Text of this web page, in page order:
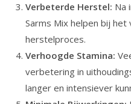
Verbeterde Herstel: Na
Sarms Mix helpen bij
herstelproces.
Verhoogde Stamina:
verbetering in
langer en intensiever